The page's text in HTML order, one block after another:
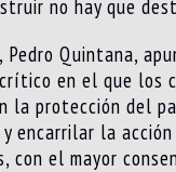
no hay que
Quintana,
en el que los
la protección del
encarrilar la
con el mayor